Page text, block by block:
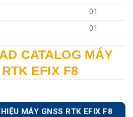
01
01
CATALOG MÁY
EFIX F8
MÁY GNSS RTK EFIX F8